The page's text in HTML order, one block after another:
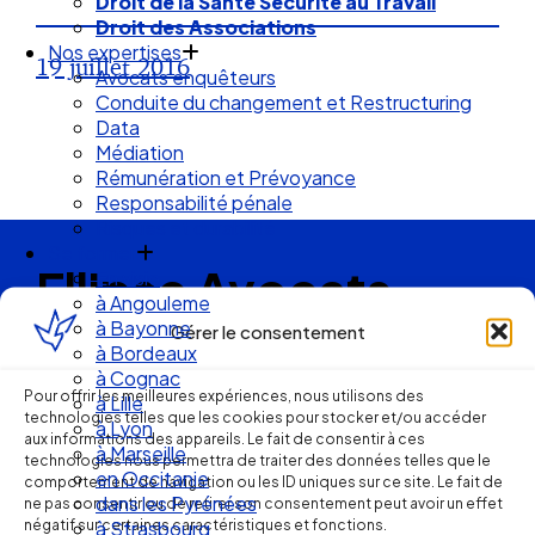
Gérer le consentement
Pour offrir les meilleures expériences, nous utilisons des
technologies telles que les cookies pour stocker et/ou accéder
aux informations des appareils. Le fait de consentir à ces
technologies nous permettra de traiter des données telles que le
comportement de navigation ou les ID uniques sur ce site. Le fait de
ne pas consentir ou de retirer son consentement peut avoir un effet
négatif sur certaines caractéristiques et fonctions.
Droit des Associations
Nos expertises
Avocats enquêteurs
Conduite du changement et Restructuring
Data
Médiation
Rémunération et Prévoyance
Responsabilité pénale
Risques et durabilité
En visio
à Angouleme
à Bayonne
à Bordeaux
à Cognac
à Lille
à Lyon
à Marseille
en Occitanie
dans les Pyrénées
à Strasbourg
19 juillet 2016
Ellipse Avocats
Réseau
de cabinets
d’avocats